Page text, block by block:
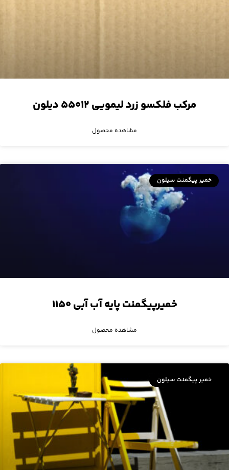
مرکب فلکسو زرد لیمویی ۵۵۰۱۲ دیلون
مشاهده محصول
خمیر پیگمنت سیلون
خمیرپیگمنت پایه آب آبی ۱۱۵۰
مشاهده محصول
خمیر پیگمنت سیلون